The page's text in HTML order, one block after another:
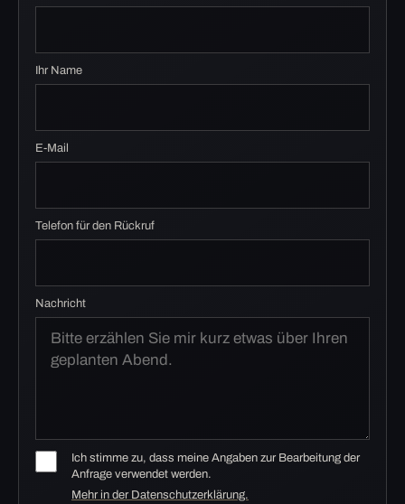
Ihr Name
E-Mail
Telefon für den Rückruf
Nachricht
Ich stimme zu, dass meine Angaben zur Bearbeitung der
Anfrage verwendet werden.
Mehr in der Datenschutzerklärung.